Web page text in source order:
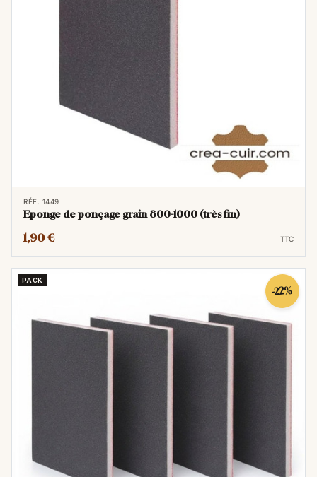
RÉF. 1449
Eponge de ponçage grain 800-1000 (très fin)
1,90 € TTC
PACK
-22%